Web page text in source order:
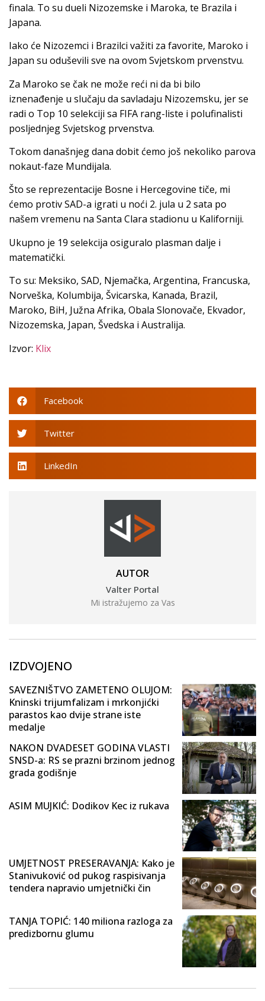
finala. To su dueli Nizozemske i Maroka, te Brazila i
Japana.
Iako će Nizozemci i Brazilci važiti za favorite, Maroko i
Japan su oduševili sve na ovom Svjetskom prvenstvu.
Za Maroko se čak ne može reći ni da bi bilo
iznenađenje u slučaju da savladaju Nizozemsku, jer se
radi o Top 10 selekciji sa FIFA rang-liste i polufinalisti
posljednjeg Svjetskog prvenstva.
Tokom današnjeg dana dobit ćemo još nekoliko parova
nokaut-faze Mundijala.
Što se reprezentacije Bosne i Hercegovine tiče, mi
ćemo protiv SAD-a igrati u noći 2. jula u 2 sata po
našem vremenu na Santa Clara stadionu u Kaliforniji.
Ukupno je 19 selekcija osiguralo plasman dalje i
matematički.
To su: Meksiko, SAD, Njemačka, Argentina, Francuska,
Norveška, Kolumbija, Švicarska, Kanada, Brazil,
Maroko, BiH, Južna Afrika, Obala Slonovače, Ekvador,
Nizozemska, Japan, Švedska i Australija.
Izvor: Klix
Facebook
Twitter
LinkedIn
AUTOR
Valter Portal
Mi istražujemo za Vas
IZDVOJENO
SAVEZNIŠTVO ZAMETENO OLUJOM:
Kninski trijumfalizam i mrkonjićki
parastos kao dvije strane iste
medalje
NAKON DVADESET GODINA VLASTI
SNSD-a: RS se prazni brzinom jednog
grada godišnje
ASIM MUJKIĆ: Dodikov Kec iz rukava
UMJETNOST PRESERAVANJA: Kako je
Stanivuković od pukog raspisivanja
tendera napravio umjetnički čin
TANJA TOPIĆ: 140 miliona razloga za
predizbornu glumu